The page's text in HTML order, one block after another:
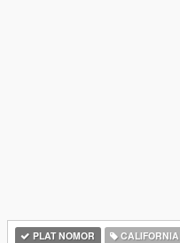
PLAT NOMOR CALIFORNIA